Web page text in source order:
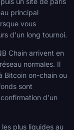
principal
vous
d'un long tournoi.
Chain arrivent en
normales. Il
Bitcoin on-chain ou
sont
d'un
plus liquides au